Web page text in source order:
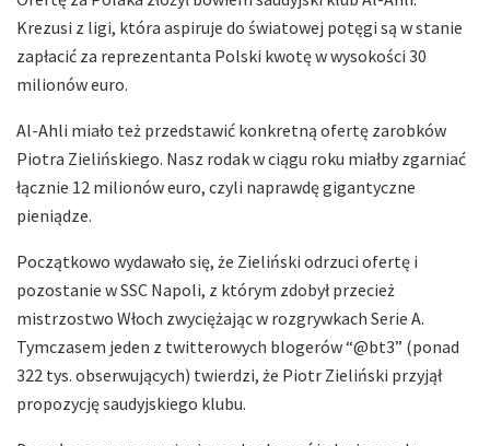
Krezusi z ligi, która aspiruje do światowej potęgi są w stanie
zapłacić za reprezentanta Polski kwotę w wysokości 30
milionów euro.
Al-Ahli miało też przedstawić konkretną ofertę zarobków
Piotra Zielińskiego. Nasz rodak w ciągu roku miałby zgarniać
łącznie 12 milionów euro, czyli naprawdę gigantyczne
pieniądze.
Początkowo wydawało się, że Zieliński odrzuci ofertę i
pozostanie w SSC Napoli, z którym zdobył przecież
mistrzostwo Włoch zwyciężając w rozgrywkach Serie A.
Tymczasem jeden z twitterowych blogerów “@bt3” (ponad
322 tys. obserwujących) twierdzi, że Piotr Zieliński przyjął
propozycję saudyjskiego klubu.